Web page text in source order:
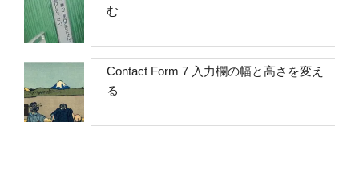
む
Contact Form 7 入力欄の幅と高さを変え
る